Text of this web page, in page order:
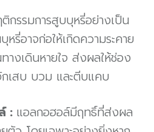
กรรมการสูบบุหรี่อย่างเป็น
หรี่อาจก่อให้เกิดความระคาย
างเดินหายใจ ส่งผลให้ช่อง
กเสบ บวม และตีบแคบ
: แอลกอฮอล์มีฤทธิ์ที่ส่งผล